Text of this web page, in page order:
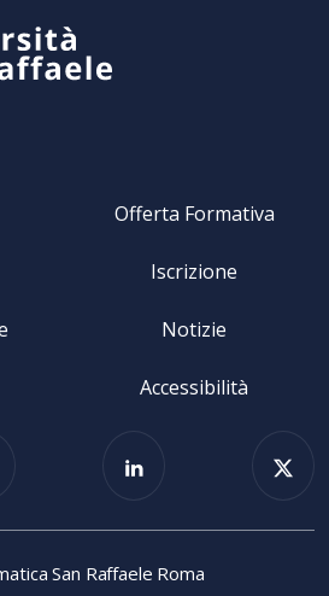
Offerta Formativa
Iscrizione
Notizie
Accessibilità
San Raffaele Roma